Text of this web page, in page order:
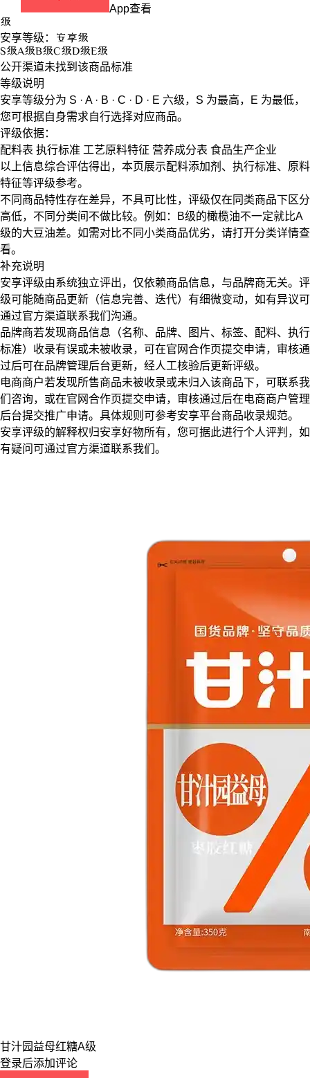
App查看
级
安享等级： 安享级
S级A级B级C级D级E级
公开渠道未找到该商品标准
等级说明
安享等级分为 S · A · B · C · D · E 六级， S 为最高， E 为最低，
您可根据自身需求自行选择对应商品。
评级依据：
配料表 执行标准 工艺原料特征 营养成分表 食品生产企业
以上信息综合评估得出，本页展示配料添加剂 、 执行标准、 原料
特征等评级参考。
不同商品特性存在差异，不具可比性，评级仅在 同类商品下区分
高低，不同分类间不做比较。例如：B级的橄榄油不一定就比A
级的大豆油差。如需对比不同小类商品优劣，请打开分类详情查
看。
补充说明
安享评级由系统独立评出，仅依赖商品信息， 与品牌商无关。评
级可能随商品更新（信息完善、迭代）有细微变动，如有异议可
通过官方渠道联系我们沟通。
品牌商若发现商品信息（名称、品牌、图片、标签、配料、执行
标准）收录有误或未被收录，可在官网合作页提交申请，审核通
过后可在品牌管理后台更新，经人工核验后更新评级。
电商商户若发现所售商品未被收录或未归入该商品下，可联系我
们咨询，或在官网合作页提交申请，审核通过后在电商商户管理
后台提交推广申请。具体规则可参考安享平台商品收录规范。
安享评级的解释权归安享好物所有，您可据此进行个人评判，如
有疑问可通过官方渠道联系我们。
甘汁园 益母红糖A级
登录后添加评论